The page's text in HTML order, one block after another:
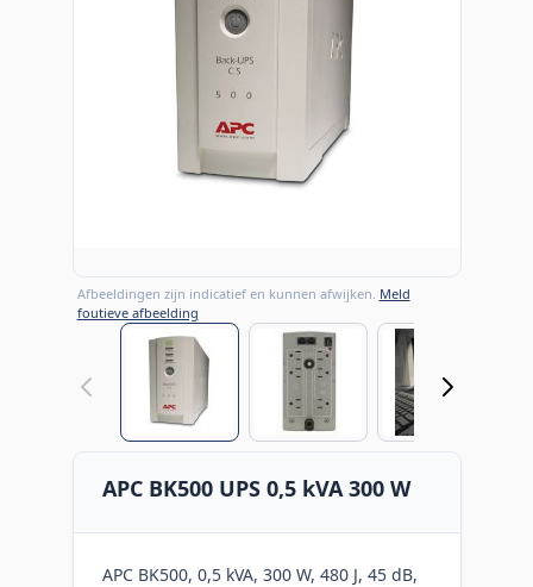
Afbeeldingen zijn indicatief en kunnen afwijken. Meld
foutieve afbeelding
View larger imageView larger image
APC BK500 UPS 0,5 kVA 300 W
APC BK500, 0,5 kVA, 300 W, 480 J, 45 dB,